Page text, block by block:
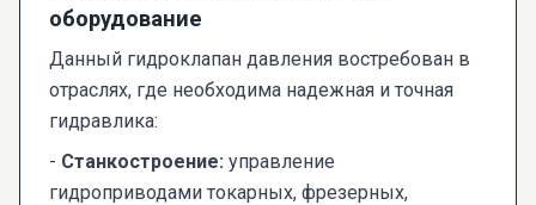
оборудование
Данный гидроклапан давления востребован в
отраслях, где необходима надежная и точная
гидравлика:
- Станкостроение: управление
гидроприводами токарных, фрезерных,